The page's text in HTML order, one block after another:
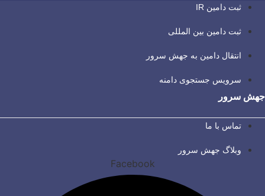
ثبت دامین IR
ثبت دامین بین المللی
انتقال دامین به جهش سرور
سرویس جستجوی دامنه
جهش سرور
تماس با ما
وبلاگ جهش سرور
Facebook